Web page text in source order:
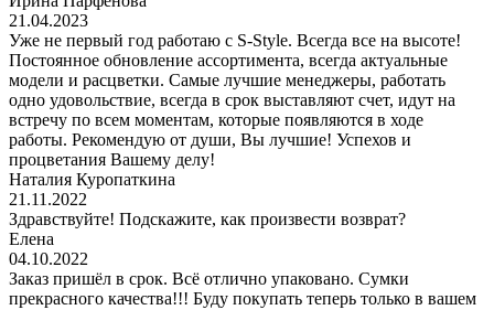
21.04.2023
Уже не первый год работаю с S-Style. Всегда все на высоте!
Постоянное обновление ассортимента, всегда актуальные
модели и расцветки. Самые лучшие менеджеры, работать
одно удовольствие, всегда в срок выставляют счет, идут на
встречу по всем моментам, которые появляются в ходе
работы. Рекомендую от души, Вы лучшие! Успехов и
процветания Вашему делу!
Наталия Куропаткина
21.11.2022
Здравствуйте! Подскажите, как произвести возврат?
Елена
04.10.2022
Заказ пришёл в срок. Всё отлично упаковано. Сумки
прекрасного качества!!! Буду покупать теперь только в вашем